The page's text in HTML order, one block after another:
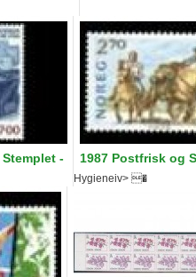
Stemplet -
1987 Postfrisk og
Hygieneiv> �